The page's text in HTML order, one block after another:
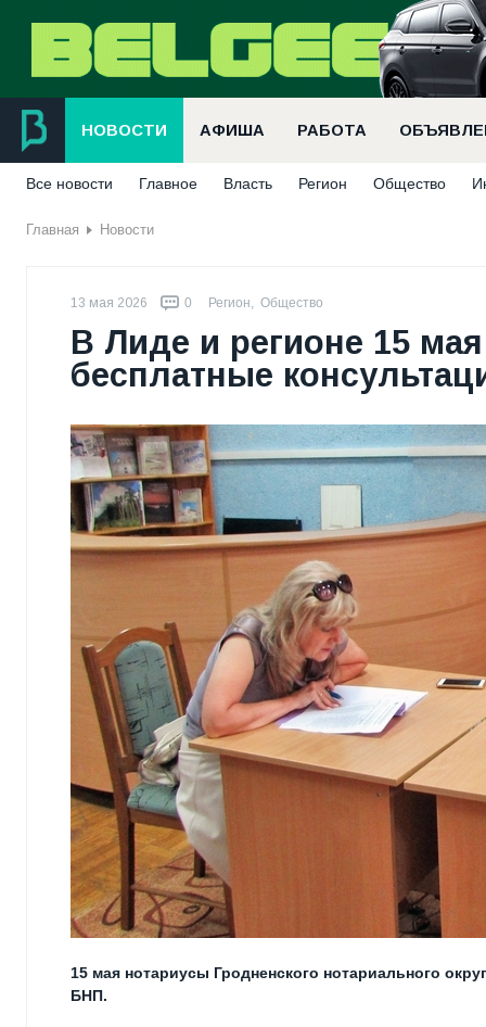
НОВОСТИ АФИША РАБОТА
Все новости Главное Власть Регион Общество
Главная Новости
13 мая 2026 0 Регион, Общество
В Лиде и регионе 15
бесплатные
15 мая нотариусы Гродненского нотариального
БНП.